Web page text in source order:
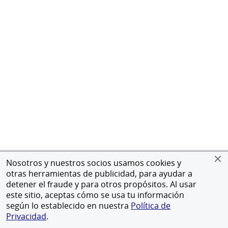
Nosotros y nuestros socios usamos cookies y
otras herramientas de publicidad, para ayudar a
detener el fraude y para otros propósitos. Al usar
este sitio, aceptas cómo se usa tu información
según lo establecido en nuestra Política de
Privacidad.